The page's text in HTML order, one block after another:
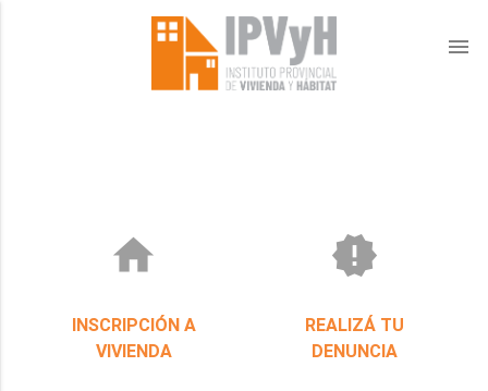
menu
home
INSCRIPCIÓN A
VIVIENDA
new_releases
REALIZÁ TU
DENUNCIA